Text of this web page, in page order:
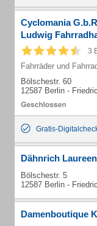
Cyclomania
Ludwig
3
Fahrräder und
Bölschestr. 60
12587 Berlin -
Gratis-
Dähnrich Laureen
Bölschestr. 5
12587 Berlin -
Damenboutique